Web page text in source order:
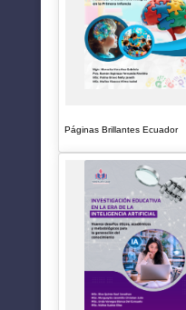
Páginas Brillantes Ecuador